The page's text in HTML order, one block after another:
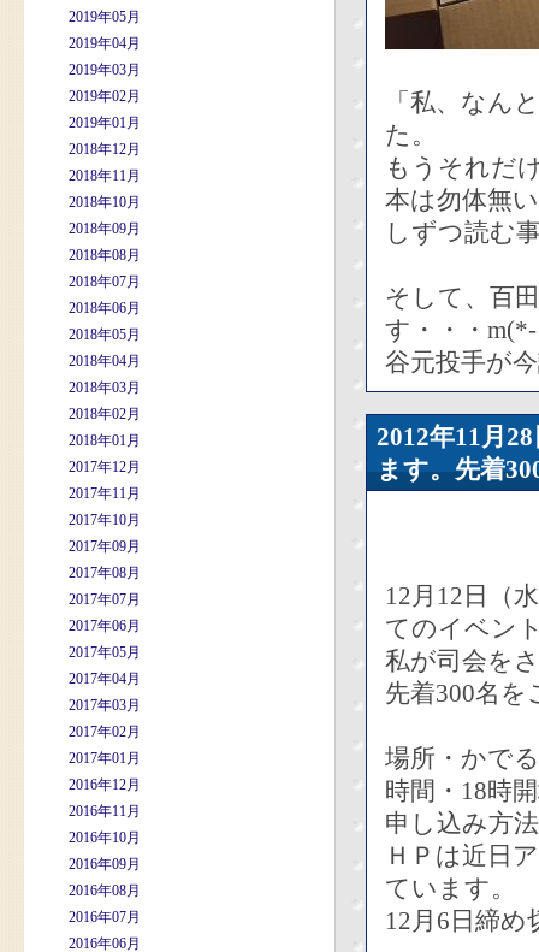
2019年05月
2019年04月
2019年03月
2019年02月
2019年01月
2018年12月
2018年11月
2018年10月
2018年09月
2018年08月
2018年07月
2018年06月
2018年05月
2018年04月
2018年03月
2018年02月
2018年01月
2017年12月
2017年11月
2017年10月
2017年09月
2017年08月
2017年07月
2017年06月
2017年05月
2017年04月
2017年03月
2017年02月
2017年01月
2016年12月
2016年11月
2016年10月
2016年09月
2016年08月
2016年07月
2016年06月
「私、なん
た。
もうそれだ
本は勿体無
しずつ読む
そして、百
す・・・
谷元投手が
2012年11
ます。先着
12月12日（
てのイベン
私が司会を
先着300名を
場所・かで
時間・18時
申し込み方
ＨＰは近日
ています。
12月6日締め